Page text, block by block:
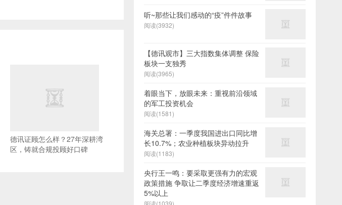
德讯证顾怎么样？27年深耕湾
区，铸就合规投顾好口碑
听~那些让我们感动的“疫”件件故事
阅读(3932)
【德讯观市】三大指数集体调整 保险
板块一支独秀
阅读(3965)
着眼当下，放眼未来：重视前沿领域
的军工投资机会
阅读(1581)
海关总署：一季度我国进出口同比增
长10.7%；农业种植板块异动拉升
阅读(1183)
央行王一鸣：要采取更强有力的宏观
政策措施 争取让二季度经济增速重返
5%以上
阅读(1039)